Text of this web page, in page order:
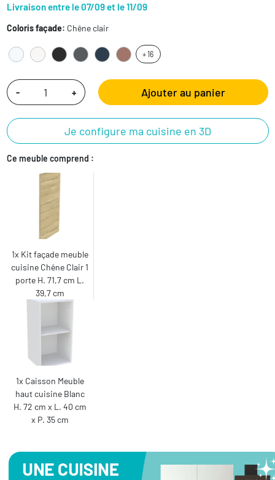
Livraison entre le 07/09 et le 11/09
Coloris façade: Chêne clair
+ 16
- + Ajouter au panier
Je configure ma cuisine en 3D
Ce meuble comprend :
1x Kit façade meuble
cuisine Chêne Clair 1
porte H. 71,7 cm L.
39,7 cm
1x Caisson Meuble
haut cuisine Blanc
H. 72 cm x L. 40 cm
x P. 35 cm